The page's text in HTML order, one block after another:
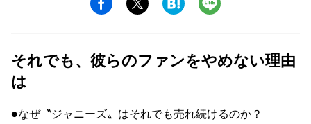
それでも、彼らのファンをやめない理由
は
●なぜ〝ジャニーズ〟はそれでも売れ続けるのか？